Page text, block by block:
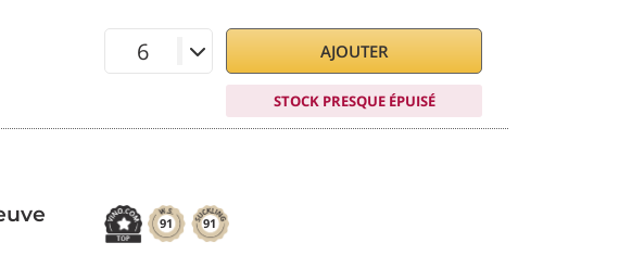
AJOUTER
STOCK PRESQUE ÉPUISÉ
91 91